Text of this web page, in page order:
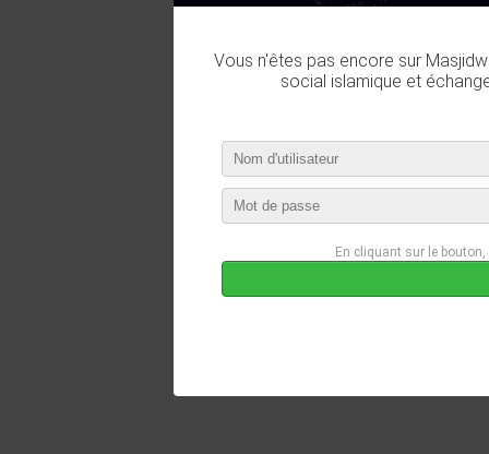
Vous n'êtes pas encore sur
social islamique et
En cliquant sur le